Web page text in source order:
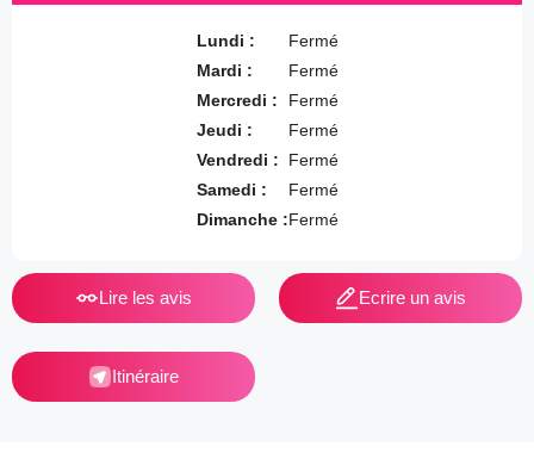
Lundi :
Mardi :
Mercredi :
Jeudi :
Vendredi :
Samedi :
Dimanche :
Fermé
Fermé
Fermé
Fermé
Fermé
Fermé
Fermé
Lire les avis Ecrire un avis
Itinéraire